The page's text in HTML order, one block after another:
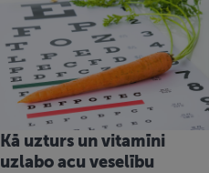
Kā uzturs un vitamīni
uzlabo acu veselību